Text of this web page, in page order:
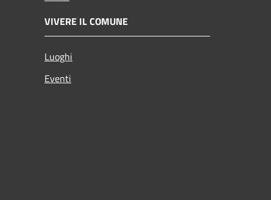
VIVERE IL COMUNE
Luoghi
Eventi